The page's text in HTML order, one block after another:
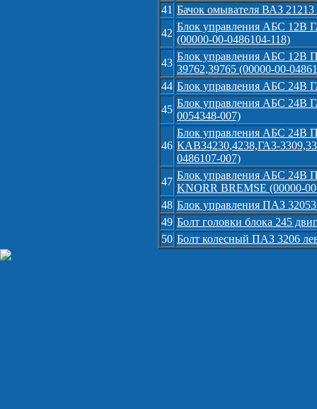
41 Бачок омывателя ВАЗ
42
Блок управления АБС 12В
(00000-00-0486104-118)
43
Блок управления АБС 12В
39762,39765 (00000-00-
44 Блок управления АБС 24В
45
Блок управления АБС 24В
0054348-007)
46
Блок управления АБС 24В
КАВЗ4230,4238,ГАЗ-
0486107-007)
47
Блок управления АБС 24В
KNORR BREMSE (00000-
48 Блок управления ПАЗ
49 Болт головки блока 245
50 Болт колесный ПАЗ 3206